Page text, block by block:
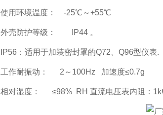
使用环境温度： -25℃～+55℃
外壳防护等级： IP44 。
IP56：适用于加装密封罩的Q72、Q96型仪表.
工作耐振动： 2～100Hz 加速度≤0.7g
相对湿度： ≤98% RH 直流电压表内阻：